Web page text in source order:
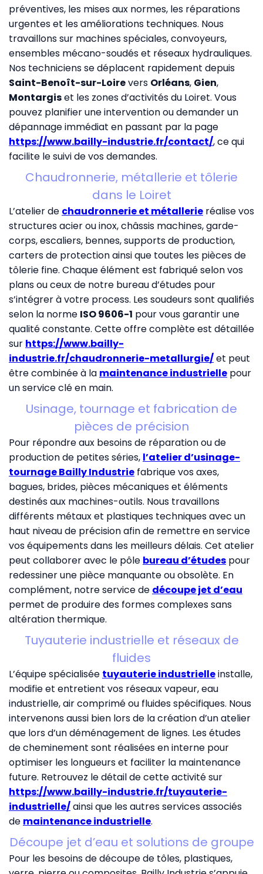
préventives, les mises aux normes, les réparations
urgentes et les améliorations techniques. Nous
travaillons sur machines spéciales, convoyeurs,
ensembles mécano-soudés et réseaux hydrauliques.
Nos techniciens se déplacent rapidement depuis
Saint-Benoît-sur-Loirevers Orléans, Gien,
Montargiset les zones d’activités du Loiret. Vous
pouvez planifier une intervention ou demander un
dépannage immédiat en passant par la page
https://www.bailly-industrie.fr/contact/, ce qui
facilite le suivi de vos demandes.
Chaudronnerie, métallerie et tôlerie
dans le Loiret
L’atelier de chaudronnerie et métallerie réalise vos
structures acier ou inox, châssis machines, garde-
corps, escaliers, bennes, supports de production,
carters de protection ainsi que toutes les pièces de
tôlerie fine. Chaque élément est fabriqué selon vos
plans ou ceux de notre bureau d’études pour
s’intégrer à votre process. Les soudeurs sont qualifiés
selon la norme ISO 9606-1 pour vous garantir une
qualité constante. Cette offre complète est détaillée
sur https://www.bailly-
industrie.fr/chaudronnerie-metallurgie/et peut
être combinée à la maintenance industrielle pour
un service clé en main.
Usinage, tournage et fabrication de
pièces de précision
Pour répondre aux besoins de réparation ou de
production de petites séries, l’atelier d’usinage-
tournage Bailly Industrie fabrique vos axes,
bagues, brides, pièces mécaniques et éléments
destinés aux machines-outils. Nous travaillons
différents métaux et plastiques techniques avec un
haut niveau de précision afin de remettre en service
vos équipements dans les meilleurs délais. Cet atelier
peut collaborer avec le pôle bureau d’études pour
redessiner une pièce manquante ou obsolète. En
complément, notre service de découpe jet d’eau
permet de produire des formes complexes sans
altération thermique.
Tuyauterie industrielle et réseaux de
fluides
L’équipe spécialisée tuyauterie industrielleinstalle,
modifie et entretient vos réseaux vapeur, eau
industrielle, air comprimé ou fluides spécifiques. Nous
intervenons aussi bien lors de la création d’un atelier
que lors d’un déménagement de lignes. Les études
de cheminement sont réalisées en interne pour
optimiser les longueurs et faciliter la maintenance
future. Retrouvez le détail de cette activité sur
https://www.bailly-industrie.fr/tuyauterie-
industrielle/ainsi que les autres services associés
de maintenance industrielle.
Découpe jet d’eau et solutions de groupe
Pour les besoins de découpe de tôles, plastiques,